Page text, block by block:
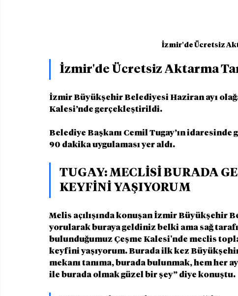
İzmir'de Ücretsiz
İzmir'de Ücretsiz Aktarma
İzmir Büyükşehir Belediyesi Haziran ayı
Kalesi’nde gerçekleştirildi.
Belediye Başkanı Cemil Tugay’ın
90 dakika uygulaması yer aldı.
TUGAY: MECLİSİ BURADA
KEYFİNİ YAŞIYORUM
Melis açılışında konuşan İzmir Büyükşehir
yorularak buraya geldiniz belki ama sağ
bulunduğumuz Çeşme Kalesi'nde meclis
keyfini yaşıyorum. Burada ilk kez
mekanı tanıma, burada bulunmak, hem her
ile burada olmak güzel bir şey” diye konuştu.